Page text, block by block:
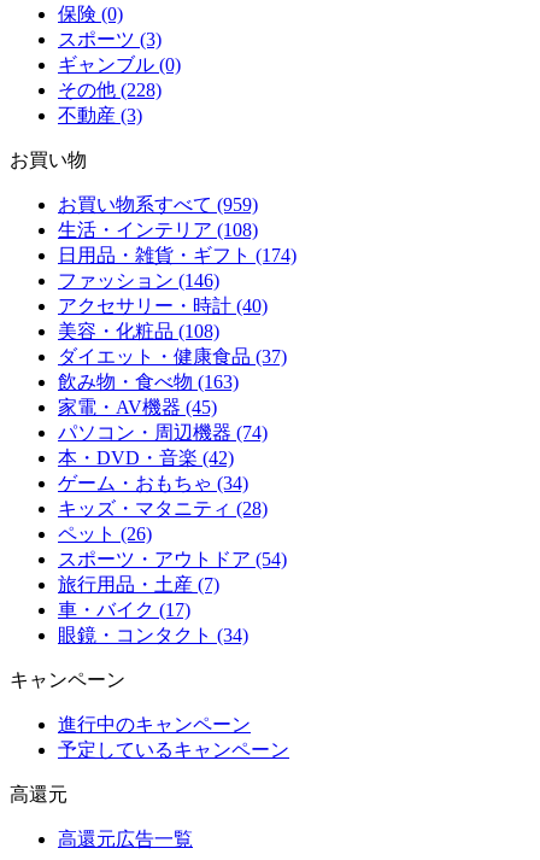
保険 (0)
スポーツ (3)
ギャンブル (0)
その他 (228)
不動産 (3)
お買い物
お買い物系すべて (959)
生活・インテリア (108)
日用品・雑貨・ギフト (174)
ファッション (146)
アクセサリー・時計 (40)
美容・化粧品 (108)
ダイエット・健康食品 (37)
飲み物・食べ物 (163)
家電・AV機器 (45)
パソコン・周辺機器 (74)
本・DVD・音楽 (42)
ゲーム・おもちゃ (34)
キッズ・マタニティ (28)
ペット (26)
スポーツ・アウトドア (54)
旅行用品・土産 (7)
車・バイク (17)
眼鏡・コンタクト (34)
キャンペーン
進行中のキャンペーン
予定しているキャンペーン
高還元
高還元広告一覧